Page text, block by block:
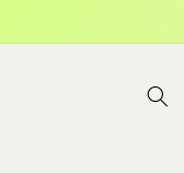
ai contenuti